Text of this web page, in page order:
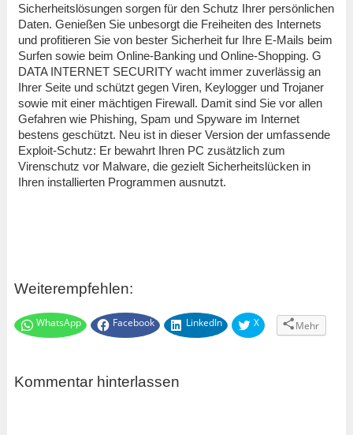
Sicherheitslösungen sorgen für den Schutz Ihrer persönlichen
Daten. Genießen Sie unbesorgt die Freiheiten des Internets
und pro­fitieren Sie von bester Sicherheit fur Ihre E-Mails beim
Surfen sowie beim Online-Banking und Online-Shopping. G
DATA INTERNET SECURITY wacht immer zuverlässig an
Ihrer Seite und schützt gegen Viren, Keylogger und Trojaner
sowie mit einer mächtigen Firewall. Damit sind Sie vor allen
Gefahren wie Phishing, Spam und Spyware im Internet
bestens geschützt. Neu ist in dieser Version der umfassende
Exploit-Schutz: Er bewahrt Ihren PC zusätzlich zum
Virenschutz vor Malware, die gezielt Sicherheitslücken in
Ihren installierten Programmen ausnutzt.
Weiterempfehlen:
WhatsApp Facebook LinkedIn X Mehr
Kommentar hinterlassen